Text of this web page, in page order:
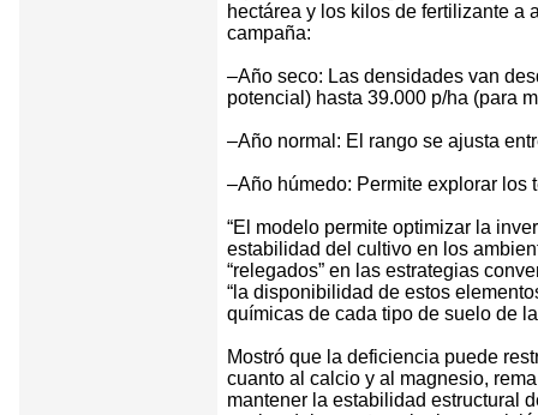
hectárea y los kilos de fertilizante a
campaña:
–Año seco: Las densidades van
potencial) hasta 39.000 p/ha (para
–Año normal: El rango se ajusta
–Año húmedo: Permite explorar los
“El modelo permite optimizar la
estabilidad del cultivo en los
“relegados” en las estrategias
“la disponibilidad de estos
químicas de cada tipo de suelo de
Mostró que la deficiencia puede
cuanto al calcio y al magnesio,
mantener la estabilidad estructural